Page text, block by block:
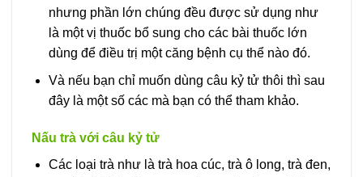
nhưng phần lớn chúng đều được sử dụng như
là một vị thuốc bổ sung cho các bài thuốc lớn
dùng để điều trị một căng bệnh cụ thể nào đó.
Và nếu bạn chỉ muốn dùng câu kỷ tử thôi thì sau
đây là một số các mà bạn có thể tham khảo.
Nấu trà với câu kỷ tử
Các loại trà như là trà hoa cúc, trà ô long, trà đen,